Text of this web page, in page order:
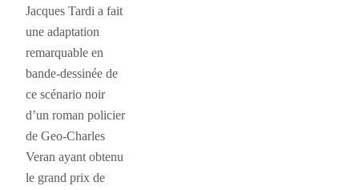
Jacques Tardi a fait
une adaptation
remarquable en
bande-dessinée de
ce scénario noir
d’un roman policier
de Geo-Charles
Veran ayant obtenu
le grand prix de